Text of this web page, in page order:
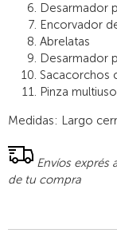
Desarmador
Encorvador
Abrelatas
Desarmador
Sacacorchos
Pinza
Medidas: Largo
Envíos exprés
de tu compra